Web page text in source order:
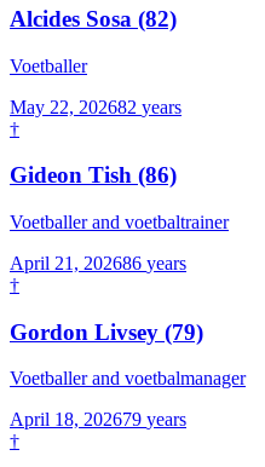
Alcides Sosa (82)
Voetballer
May 22, 202682 years
†
Gideon Tish (86)
Voetballer and voetbaltrainer
April 21, 202686 years
†
Gordon Livsey (79)
Voetballer and voetbalmanager
April 18, 202679 years
†